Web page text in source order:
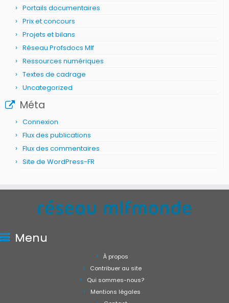
Portails documentaires
Prix et concours
Projets et bilans
Réseau Profsdocs Mlf
Ressources numériques
Textes de cadrage
Uncategorized
Méta
Connexion
Flux des publications
Flux des commentaires
Site de WordPress-FR
Menu
À propos
Contribuer au site
Qui sommes-nous?
Mentions légales